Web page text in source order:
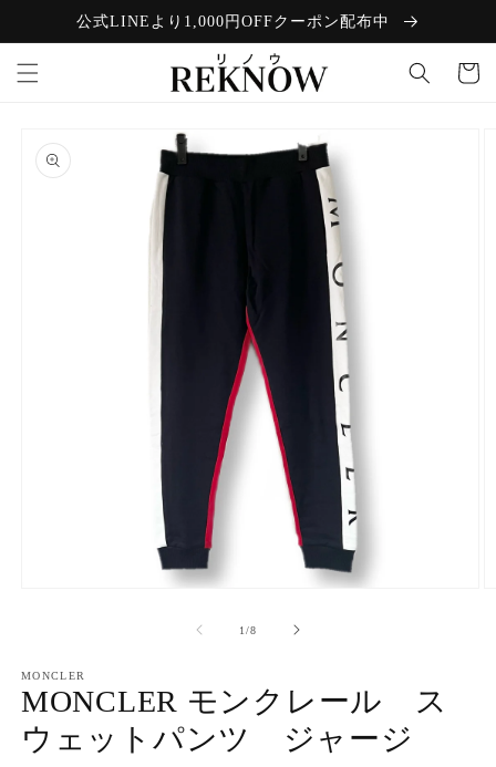
コンテン公式LINEより1,000円OFFクーポン配布中
カ
ー
にスキッ
プ
で
メ
デ
ィ
ア
1/の
8
MONCLER
MONCLER モンクレール ス
ウェットパンツ ジャージ